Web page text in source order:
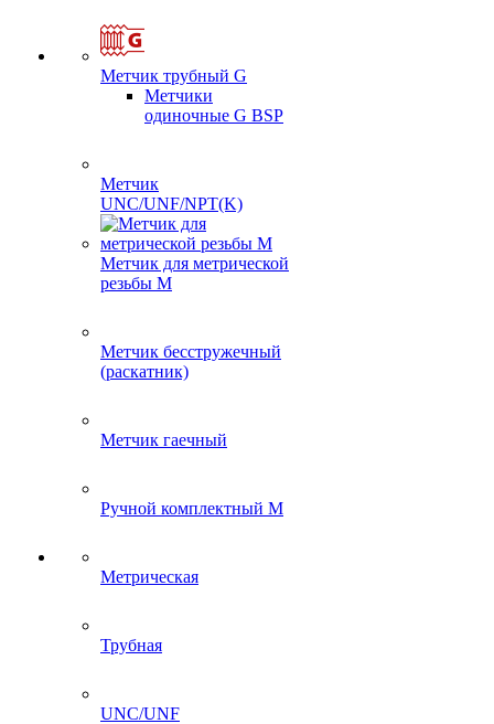
Метчик трубный G
Метчики
одиночные G BSP
Метчик
UNC/UNF/NPT(K)
Метчик для метрической
резьбы M
Метчик бесстружечный
(раскатник)
Метчик гаечный
Ручной комплектный M
Метрическая
Трубная
UNC/UNF